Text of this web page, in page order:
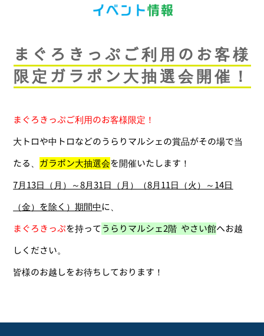
まぐろきっぷご利用のお客様
限定ガラポン大抽選会開催！
まぐろきっぷご利用のお客様限定！
大トロや中トロなどのうらりマルシェの賞品がその場で当
たる、 ガラポン大抽選会を開催いたします！
7月13日（月）～8月31日（月）（8月11日（火）～14日
（金）を除く）期間中に、
まぐろきっぷを持ってうらりマルシェ2階 やさい館へお越
しください。
皆様のお越しをお待ちしております！